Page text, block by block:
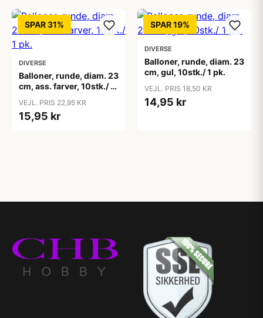
SPAR 31%
DIVERSE
Balloner, runde, diam. 23
cm, ass. farver, 10stk./ 1
VEJL. PRIS 22,95 KR
15,95 kr
SPAR 19%
DIVERSE
Balloner, runde, diam. 23
cm, gul, 10stk./ 1 pk.
VEJL. PRIS 18,50 KR
14,95 kr